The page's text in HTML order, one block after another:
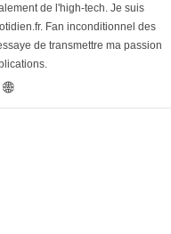
de l'high-tech. Je suis
Fan inconditionnel des
de transmettre ma passion